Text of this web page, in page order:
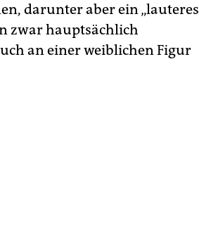
darunter aber ein „lauteres
zwar hauptsächlich
an einer weiblichen Figur